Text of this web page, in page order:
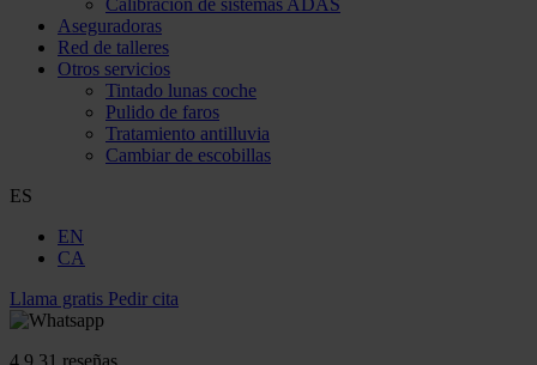
Calibración de sistemas ADAS
Aseguradoras
Red de talleres
Otros servicios
Tintado lunas coche
Pulido de faros
Tratamiento antilluvia
Cambiar de escobillas
ES
EN
CA
Llama gratis Pedir cita
4.9 31 reseñas